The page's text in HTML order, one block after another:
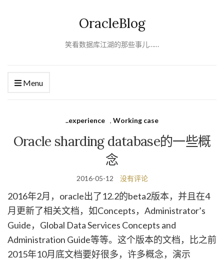
OracleBlog
笑看数据库江湖的那些事儿……
Menu
..experience , Working case
Oracle sharding database的一些概
念
2016-05-12 没有评论
2016年2月，oracle出了12.2的beta2版本，并且在4
月更新了相关文档，如Concepts，Administrator’s
Guide，Global Data Services Concepts and
Administration Guide等等。这个版本的文档，比之前
2015年10月底文档要好很多，许多概念，演示